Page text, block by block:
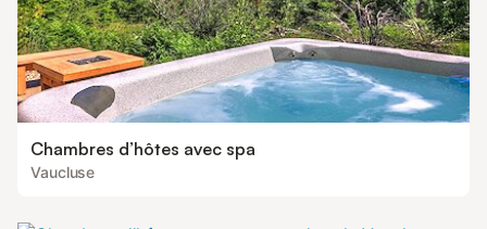
Chambres d’hôtes avec spa
Vaucluse